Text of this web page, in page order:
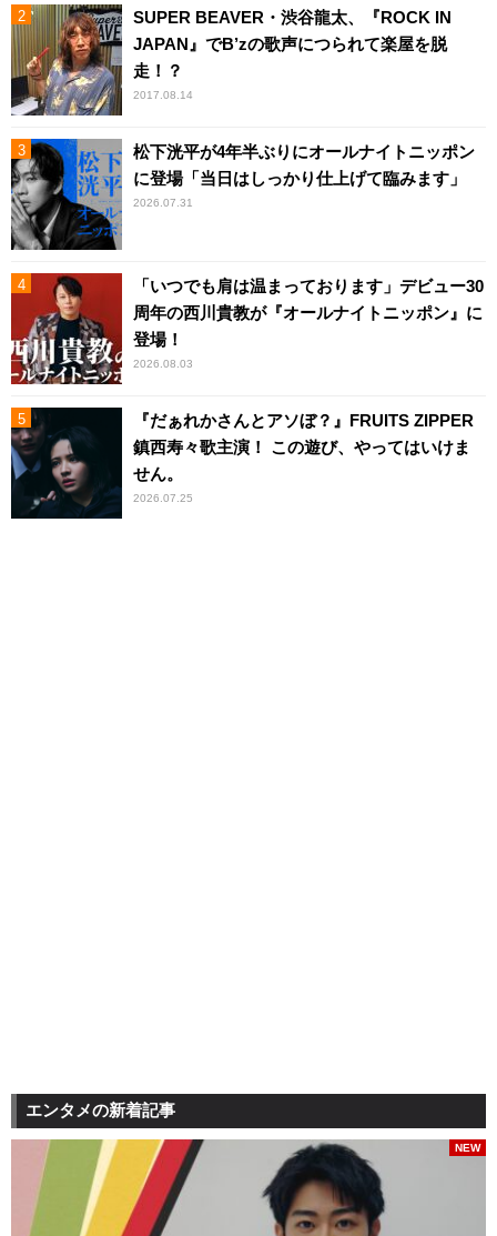
SUPER BEAVER・渋谷龍太、『ROCK IN
JAPAN』でB’zの歌声につられて楽屋を脱
走！？
2017.08.14
松下洸平が4年半ぶりにオールナイトニッポン
に登場「当日はしっかり仕上げて臨みます」
2026.07.31
「いつでも肩は温まっております」デビュー30
周年の西川貴教が『オールナイトニッポン』に
登場！
2026.08.03
『だぁれかさんとアソぼ？』FRUITS ZIPPER
鎮西寿々歌主演！ この遊び、やってはいけま
せん。
2026.07.25
エンタメの新着記事
NEW